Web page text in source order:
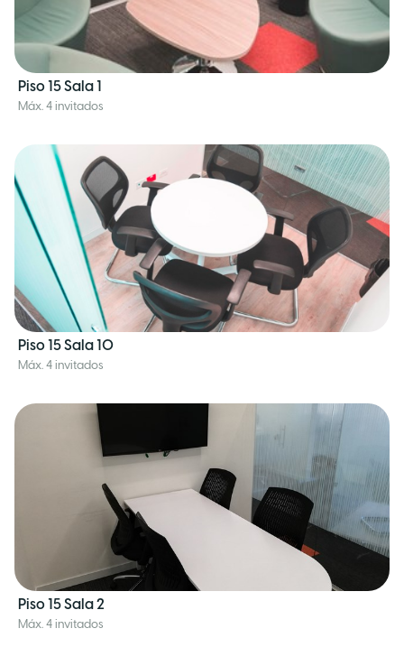
Piso 15 Sala 1
Máx. 4 invitados
Piso 15 Sala 10
Máx. 4 invitados
Piso 15 Sala 2
Máx. 4 invitados